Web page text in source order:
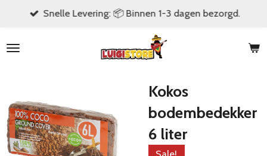
naar
Snelle Levering: 📦 Binnen 1-3 dagen bezorgd.
Kokos
bodembedekker
6 liter